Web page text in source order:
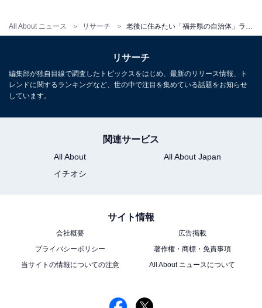
All About ニュース リサーチ
リサーチ
編集部が独自目線で調査したトピックスをはじめ、最新のリリース情報、ト
レンドに関するランキングなど、世の中で注目を集めている話題をお知らせ
しています。
関連サービス
All About
All About Japan
イチオシ
サイト情報
会社概要
広告掲載
プライバシーポリシー
著作権・商標・免責事項
当サイトの情報についての注意
All About ニュースについて